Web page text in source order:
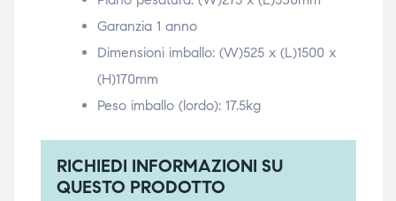
Garanzia 1 anno
Dimensioni imballo: (W)525 x (L)1500 x
(H)170mm
Peso imballo (lordo): 17.5kg
RICHIEDI INFORMAZIONI SU
QUESTO PRODOTTO